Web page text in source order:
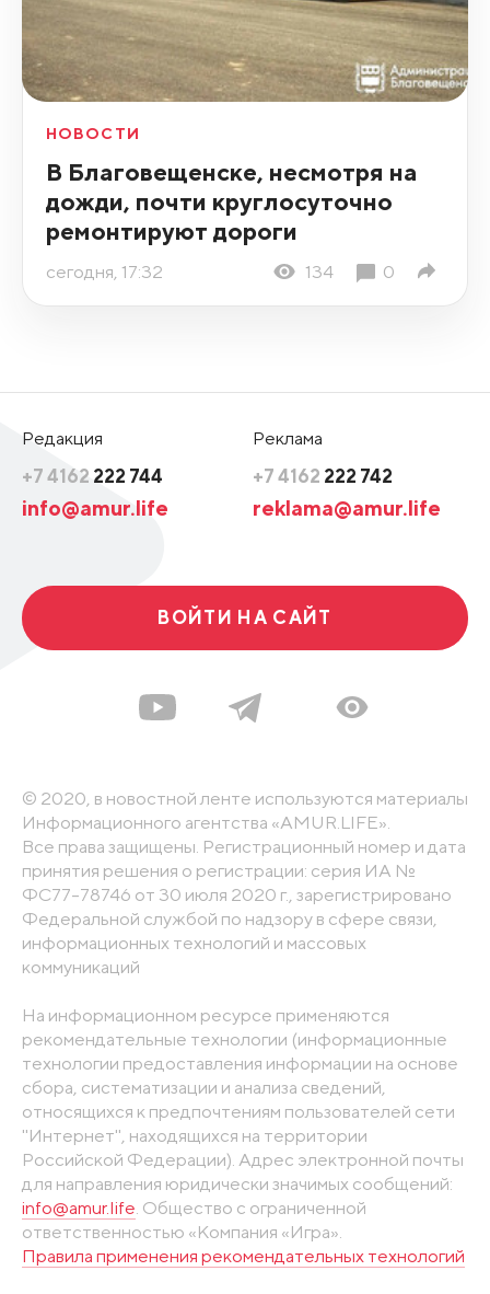
НОВОСТИ
В Благовещенске, несмотря на
дожди, почти круглосуточно
ремонтируют дороги
сегодня, 17:32 134 0
Редакция
+7 4162 222 744
info@amur.life
Реклама
+7 4162 222 742
reklama@amur.life
ВОЙТИ НА САЙТ
© 2020, в новостной ленте используются материалы
Информационного агентства «AMUR.LIFE».
Все права защищены. Регистрационный номер и дата
принятия решения о регистрации: серия ИА №
ФС77-78746 от 30 июля 2020 г., зарегистрировано
Федеральной службой по надзору в сфере связи,
информационных технологий и массовых
коммуникаций
На информационном ресурсе применяются
рекомендательные технологии (информационные
технологии предоставления информации на основе
сбора, систематизации и анализа сведений,
относящихся к предпочтениям пользователей сети
"Интернет", находящихся на территории
Российской Федерации). Адрес электронной почты
для направления юридически значимых сообщений:
info@amur.life. Общество с ограниченной
ответственностью «Компания «Игра».
Правила применения рекомендательных технологий